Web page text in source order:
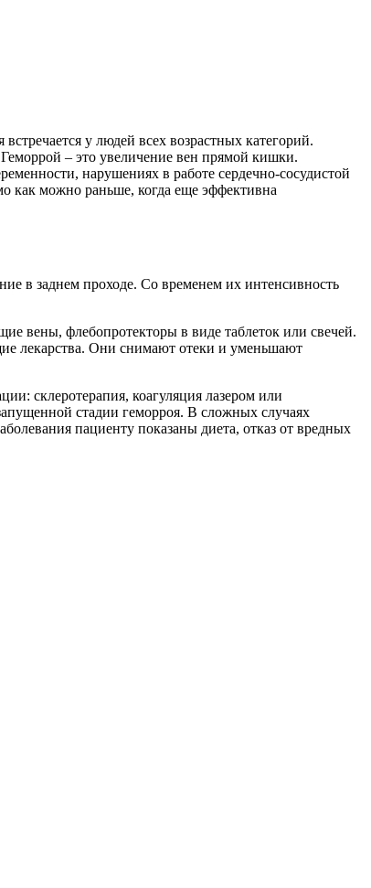
у людей всех возрастных категорий.
– это увеличение вен прямой кишки.
нарушениях в работе сердечно-сосудистой
как можно раньше, когда еще эффективна
в заднем проходе. Со временем их интенсивность
вены, флебопротекторы в виде таблеток или свечей.
лекарства. Они снимают отеки и уменьшают
склеротерапия, коагуляция лазером или
стадии геморроя. В сложных случаях
пациенту показаны диета, отказ от вредных